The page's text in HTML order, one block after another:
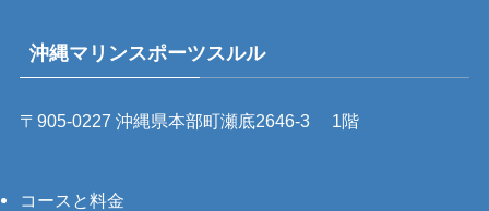
沖縄マリンスポーツスルル
〒905-0227 沖縄県本部町瀬底2646-3 1階
コースと料金